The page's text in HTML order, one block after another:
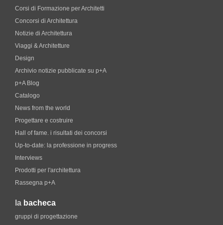
Corsi di Formazione per Architetti
Concorsi di Architettura
Notizie di Architettura
Viaggi & Architetture
Design
Archivio notizie pubblicate su p+A
p+A Blog
Catalogo
News from the world
Progettare e costruire
Hall of fame. i risultati dei concorsi
Up-to-date: la professione in progress
Interviews
Prodotti per l'architettura
Rassegna p+A
la bacheca
gruppi di progettazione